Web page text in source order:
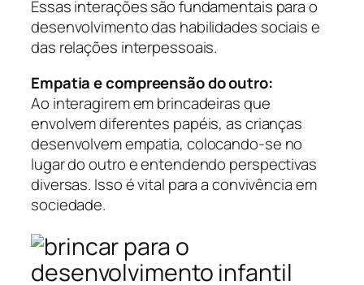
Essas interações são fundamentais para o
desenvolvimento das habilidades sociais e
das relações interpessoais.
Empatia e compreensão do outro:
Ao interagirem em brincadeiras que
envolvem diferentes papéis, as crianças
desenvolvem empatia, colocando-se no
lugar do outro e entendendo perspectivas
diversas. Isso é vital para a convivência em
sociedade.